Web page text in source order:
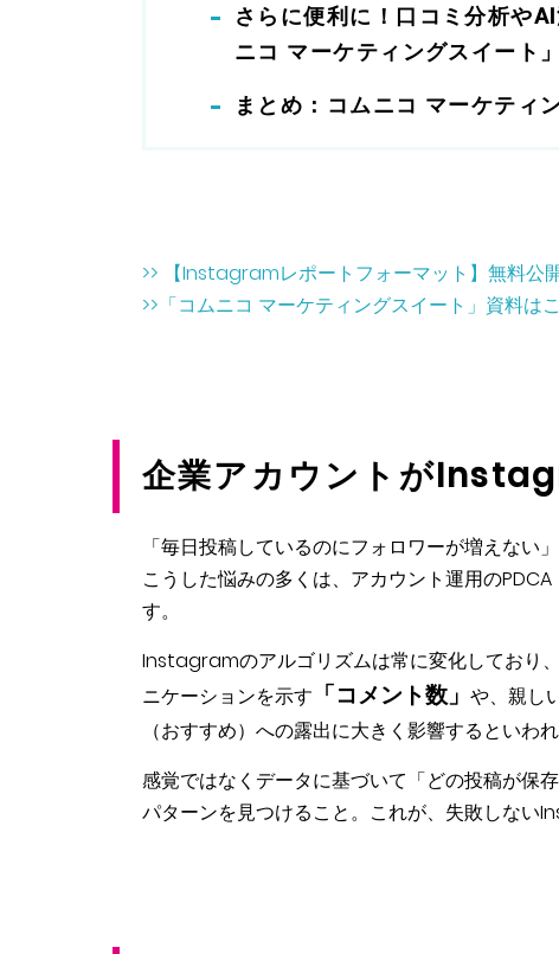
さらに便利に！口コミ分析や
ニコ マーケティングスイート」
まとめ：コムニコ マーケティ
>> 【Instagramレポートフォーマット】無料公
>>「コムニコ マーケティングスイート」資料は
企業アカウントが
「毎日投稿しているのにフォロワーが増えない
こうした悩みの多くは、アカウント運用の
す。
Instagramのアルゴリズムは常に変化しており
ニケーションを示す 「コメント数」 や、親し
（おすすめ）への露出に大きく影響するといわれ
感覚ではなくデータに基づいて「どの投稿が保
パターンを見つけること。これが、失敗しない